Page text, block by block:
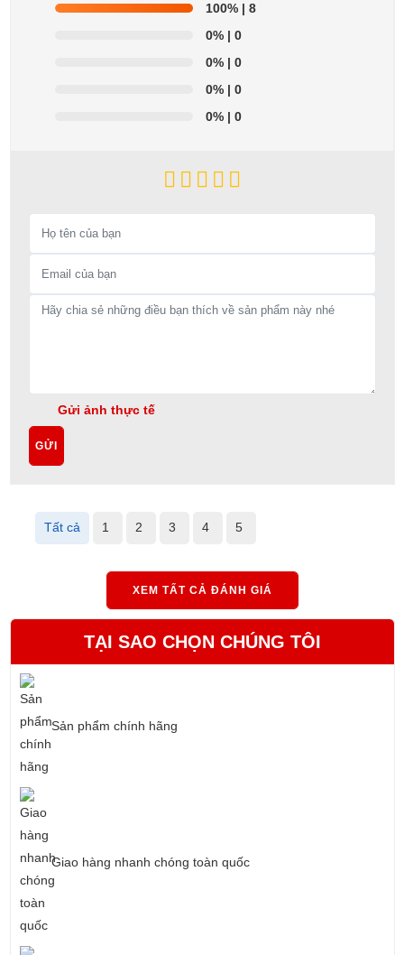
100% | 8
0% | 0
0% | 0
0% | 0
0% | 0
Gửi ảnh thực tế
GỬI
Tất cả 1 2 3 4 5
XEM TẤT CẢ ĐÁNH GIÁ
TẠI SAO CHỌN CHÚNG TÔI
Sản phẩm chính hãng
Giao hàng nhanh chóng toàn quốc